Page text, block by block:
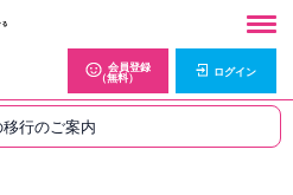
会員登録
（無料）
ログイン
移行のご案内